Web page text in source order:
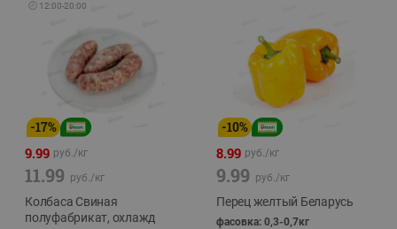
🕘 12:00-20:00
-17%
9.99 руб./кг
11.99 руб./кг
Колбаса Свиная
полуфабрикат, охлажд
-10%
8.99 руб./кг
9.99 руб./кг
Перец желтый Беларусь
фасовка: 0,3-0,7кг